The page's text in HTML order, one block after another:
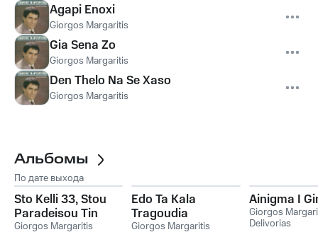
Agapi Enoxi
Giorgos Margaritis
Gia Sena Zo
Giorgos Margaritis
Den Thelo Na Se Xaso
Giorgos Margaritis
Альбомы
По дате выхода
Sto Kelli 33, Stou
Paradeisou Tin
Porta, To Kalytero
Giorgos Margaritis
Edo Ta Kala
Tragoudia
Giorgos Margaritis
Ainigma I
Giorgos
Delivorias